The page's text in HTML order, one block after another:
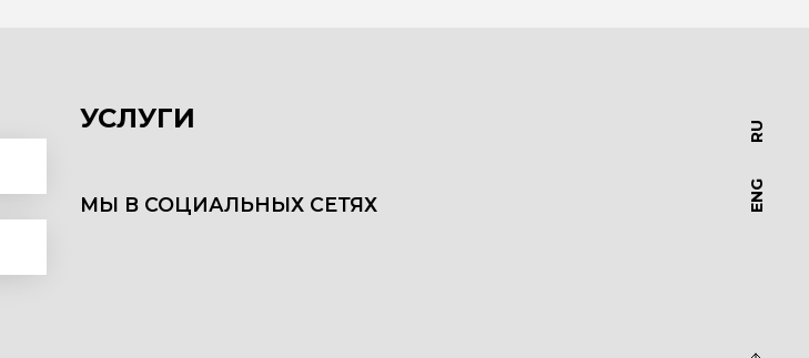
УСЛУГИ
МЫ В СОЦИАЛЬНЫХ СЕТЯХ ENG
RU